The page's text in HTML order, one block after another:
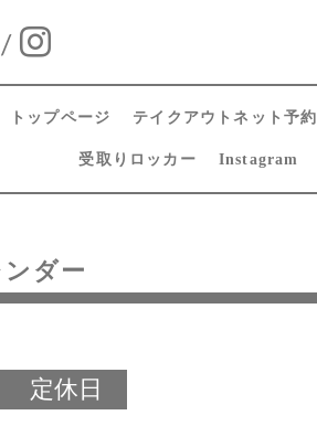
/
トップページ テイクアウトネット予約
受取りロッカー Instagram
ダー
定休日